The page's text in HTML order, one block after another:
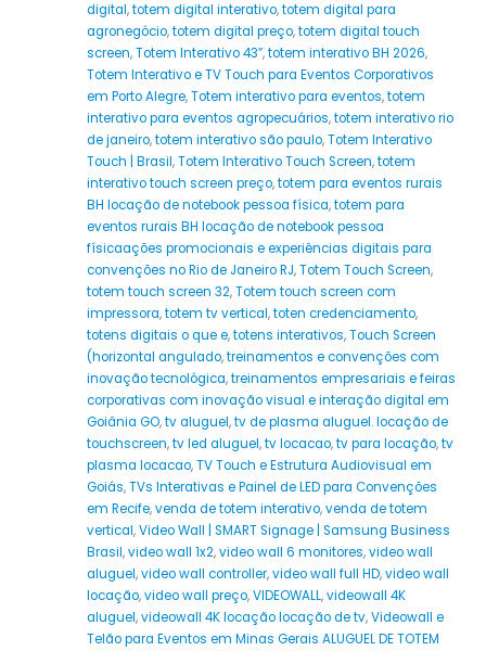
digital,totem digital interativo,totem digital para
agronegócio,totem digital preço,totem digital touch
screen,Totem Interativo 43”,totem interativo BH 2026,
Totem Interativo e TV Touch para Eventos Corporativos
em Porto Alegre,Totem interativo para eventos,totem
interativo para eventos agropecuários,totem interativo rio
de janeiro,totem interativo são paulo,Totem Interativo
Touch | Brasil,Totem Interativo Touch Screen,totem
interativo touch screen preço,totem para eventos rurais
BH locação de notebook pessoa física,totem para
eventos rurais BH locação de notebook pessoa
físicaações promocionais e experiências digitais para
convenções no Rio de Janeiro RJ,Totem Touch Screen,
totem touch screen 32,Totem touch screen com
impressora,totem tv vertical,toten credenciamento,
totens digitais o que e,totens interativos,Touch Screen
(horizontal angulado,treinamentos e convenções com
inovação tecnológica,treinamentos empresariais e feiras
corporativas com inovação visual e interação digital em
Goiânia GO,tv aluguel,tv de plasma aluguel. locação de
touchscreen,tv led aluguel,tv locacao,tv para locação,tv
plasma locacao,TV Touch e Estrutura Audiovisual em
Goiás,TVs Interativas e Painel de LED para Convenções
em Recife,venda de totem interativo,venda de totem
vertical,Video Wall | SMART Signage | Samsung Business
Brasil,video wall 1x2,video wall 6 monitores,video wall
aluguel,video wall controller,video wall full HD,video wall
locação,video wall preço,VIDEOWALL,videowall 4K
aluguel,videowall 4K locação locação de tv,Videowall e
Telão para Eventos em Minas Gerais ALUGUEL DE TOTEM